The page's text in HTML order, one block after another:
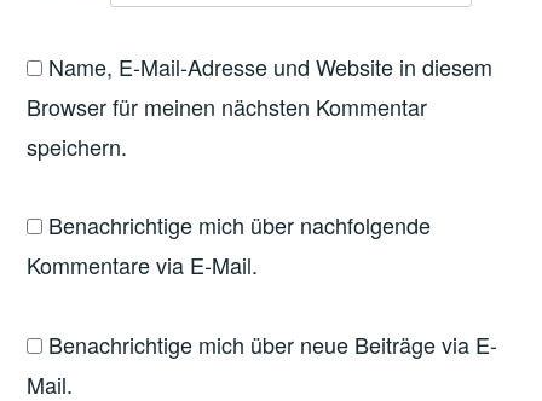
Name, E-Mail-Adresse und Website in diesem
Browser für meinen nächsten Kommentar
speichern.
Benachrichtige mich über nachfolgende
Kommentare via E-Mail.
Benachrichtige mich über neue Beiträge via E-
Mail.